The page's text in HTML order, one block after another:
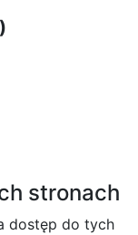
stronach
dostęp do tych